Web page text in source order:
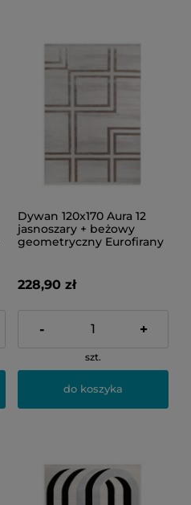
Dywan 120x170 Aura 12
jasnoszary + beżowy
geometryczny Eurofirany
228,90 zł
- +
szt.
do koszyka